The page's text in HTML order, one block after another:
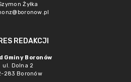
Żyłka
REDAKCJI
Gminy Boronów
ul. Dolna 2
283 Boronów